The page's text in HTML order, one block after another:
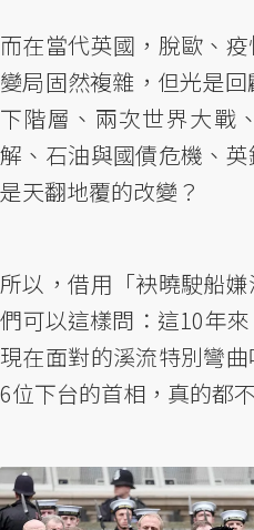
而在當代英國，脫歐、
變局固然複雜，但光是
下階層、兩次世界大戰
解、石油與國債危機、
是天翻地覆的改變？
所以，借用「袂曉駛船
們可以這樣問：這10年
現在面對的溪流特別彎
6位下台的首相，真的都